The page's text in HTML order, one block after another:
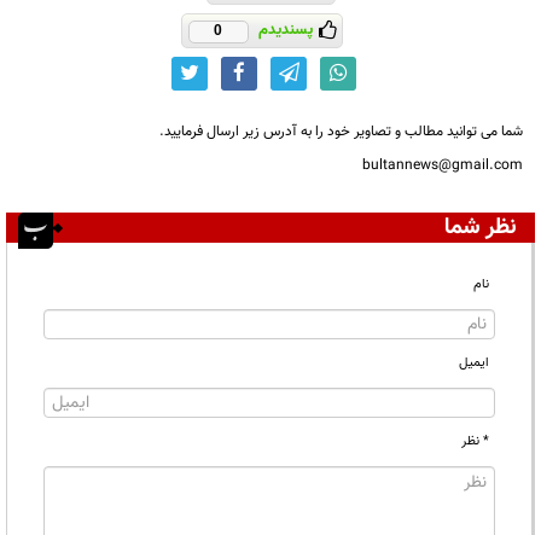
پسندیدم 0
شما می توانید مطالب و تصاویر خود را به آدرس زیر ارسال فرمایید.
bultannews@gmail.com
نظر شما
نام
ایمیل
* نظر